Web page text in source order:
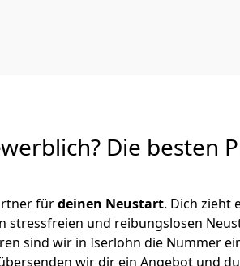
Die besten
fürdeinen Neustart. Dich zieht
stressfreien und reibungslosen
sind wir in Iserlohn die Nummer
wir dir ein Angebot und